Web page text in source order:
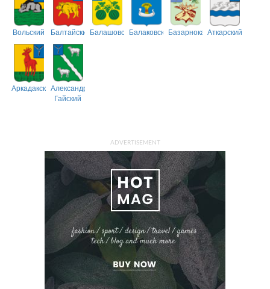
Вольский БалтайскийБалашовскийБалаковскийБазарнокарабулакский
Аткарский
АркадакскийАлександрово-
Гайский
ADVERTISEMENT